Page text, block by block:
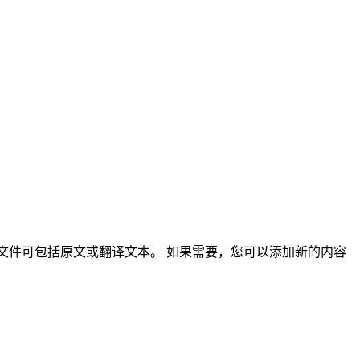
件可包括原文或翻译文本。 如果需要，您可以添加新的内容